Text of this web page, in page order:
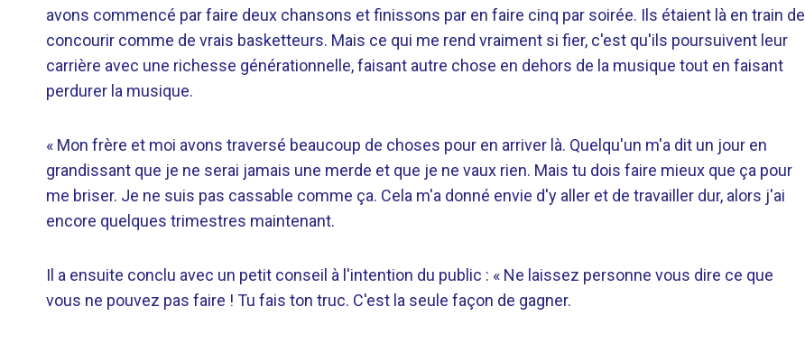
avons commencé par faire deux chansons et finissons par en faire cinq par soirée. Ils étaient là en train de
concourir comme de vrais basketteurs. Mais ce qui me rend vraiment si fier, c'est qu'ils poursuivent leur
carrière avec une richesse générationnelle, faisant autre chose en dehors de la musique tout en faisant
perdurer la musique.
« Mon frère et moi avons traversé beaucoup de choses pour en arriver là. Quelqu'un m'a dit un jour en
grandissant que je ne serai jamais une merde et que je ne vaux rien. Mais tu dois faire mieux que ça pour
me briser. Je ne suis pas cassable comme ça. Cela m'a donné envie d'y aller et de travailler dur, alors j'ai
encore quelques trimestres maintenant.
Il a ensuite conclu avec un petit conseil à l'intention du public : « Ne laissez personne vous dire ce que
vous ne pouvez pas faire ! Tu fais ton truc. C'est la seule façon de gagner.